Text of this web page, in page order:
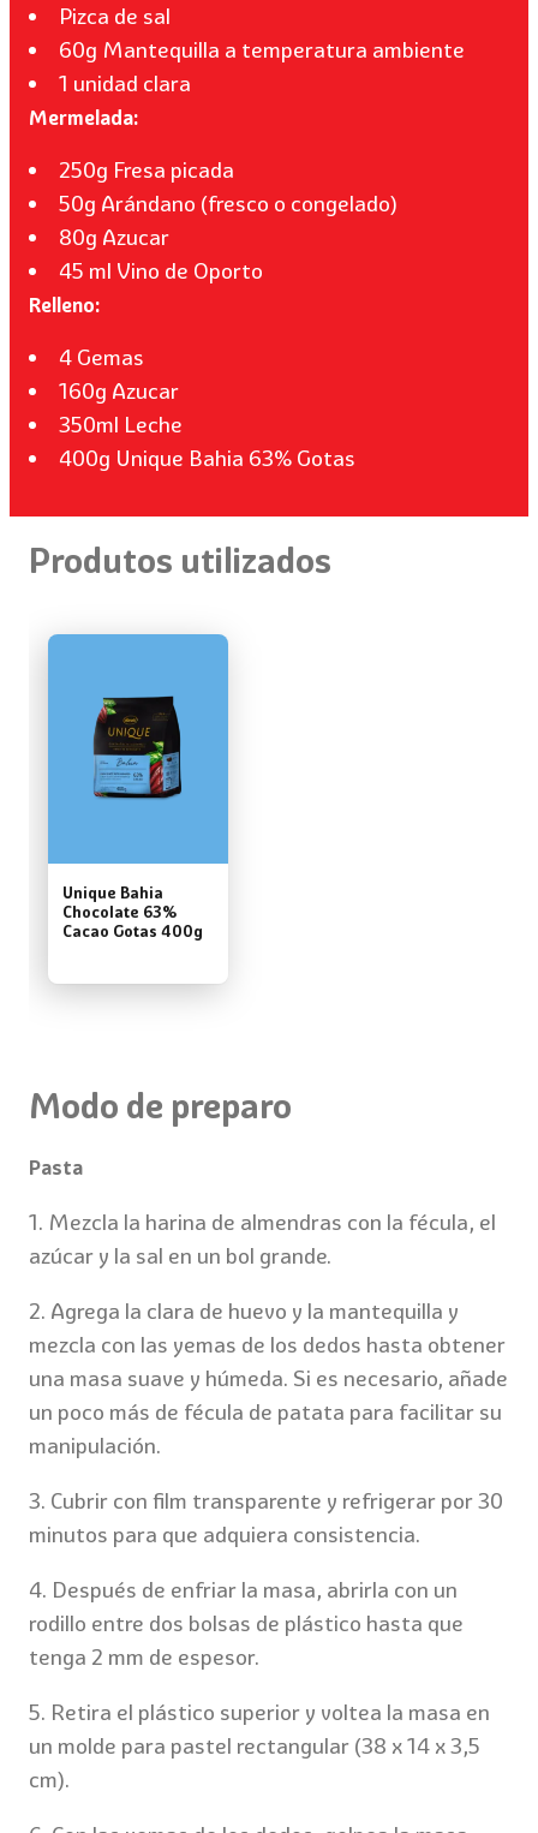
Pizca de sal
60g Mantequilla a temperatura ambiente
1 unidad clara
Mermelada:
250g Fresa picada
50g Arándano (fresco o congelado)
80g Azucar
45 ml Vino de Oporto
Relleno:
4 Gemas
160g Azucar
350ml Leche
400g Unique Bahia 63% Gotas
Produtos utilizados
Unique Bahia
Chocolate 63%
Cacao Gotas 400g
Modo de preparo
Pasta
1. Mezcla la harina de almendras con la fécula, el
azúcar y la sal en un bol grande.
2. Agrega la clara de huevo y la mantequilla y
mezcla con las yemas de los dedos hasta obtener
una masa suave y húmeda. Si es necesario, añade
un poco más de fécula de patata para facilitar su
manipulación.
3. Cubrir con film transparente y refrigerar por 30
minutos para que adquiera consistencia.
4. Después de enfriar la masa, abrirla con un
rodillo entre dos bolsas de plástico hasta que
tenga 2 mm de espesor.
5. Retira el plástico superior y voltea la masa en
un molde para pastel rectangular (38 x 14 x 3,5
cm).